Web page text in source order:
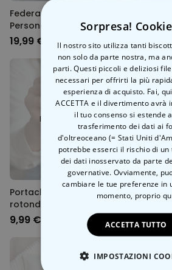
Federa per Cuscino
Personalizzata con
Monogramma
19,99 € 29,99
Presto disponibile
Portachiavi Personalizzato
rotondo con il tuo Animale
domestico
9,99 € 39,99 €
Sorpresa!
Il nostro sito utilizza tanti
non solo da parte nostra, ma
parti. Questi piccoli e deliziosi
necessari per offrirti la più
esperienza di acquisto. Fai,
ACCETTA e il divertimento avrà
il tuo consenso si estende
trasferimento dei dati ai
d'oltreoceano (= Stati Uniti
potrebbe esserci il rischio di
dei dati inosservato da parte
governative. Ovviamente,
cambiare le tue preferenze in
momento, proprio
ACCETTA TUTTO
IMPOSTAZIONI